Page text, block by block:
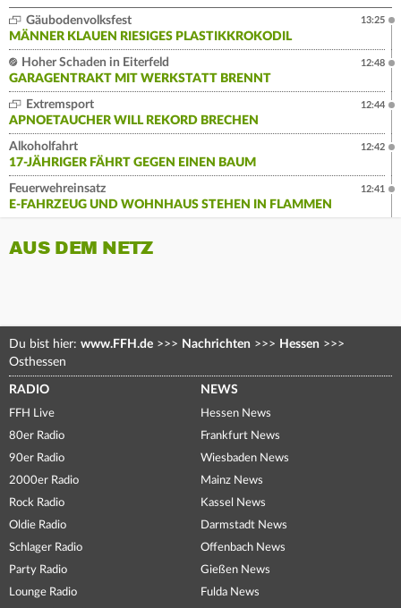
Gäubodenvolksfest
MÄNNER KLAUEN RIESIGES PLASTIKKROKODIL
13:25
Hoher Schaden in Eiterfeld
GARAGENTRAKT MIT WERKSTATT BRENNT
12:48
Extremsport
APNOETAUCHER WILL REKORD BRECHEN
12:44
Alkoholfahrt
17-JÄHRIGER FÄHRT GEGEN EINEN BAUM
12:42
Feuerwehreinsatz
E-FAHRZEUG UND WOHNHAUS STEHEN IN FLAMMEN
12:41
AUS DEM NETZ
Du bist hier: www.FFH.de >>> Nachrichten >>> Hessen >>>
Osthessen
RADIO
FFH Live
80er Radio
90er Radio
2000er Radio
Rock Radio
Oldie Radio
Schlager Radio
Party Radio
Lounge Radio
NEWS
Hessen News
Frankfurt News
Wiesbaden News
Mainz News
Kassel News
Darmstadt News
Offenbach News
Gießen News
Fulda News